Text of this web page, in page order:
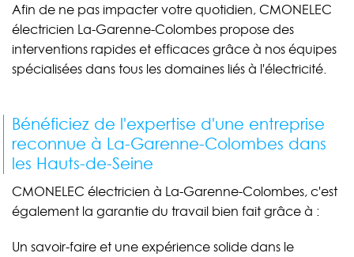
Afin de ne pas impacter votre quotidien, CMONELEC
électricien La-Garenne-Colombes propose des
interventions rapides et efficaces grâce à nos équipes
spécialisées dans tous les domaines liés à l'électricité.
Bénéficiez de l'expertise d'une entreprise
reconnue à La-Garenne-Colombes dans
les Hauts-de-Seine
CMONELEC électricien à La-Garenne-Colombes, c'est
également la garantie du travail bien fait grâce à :
Un savoir-faire et une expérience solide dans le